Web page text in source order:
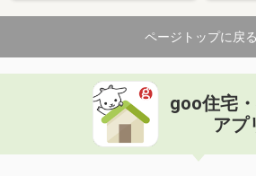
ページトップに戻る
goo住宅
アプ